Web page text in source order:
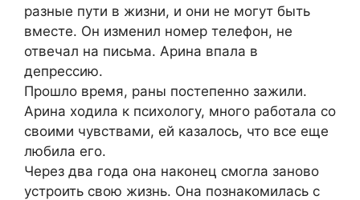
разные пути в жизни, и они не могут быть
вместе. Он изменил номер телефон, не
отвечал на письма. Арина впала в
депрессию.
Прошло время, раны постепенно зажили.
Арина ходила к психологу, много работала со
своими чувствами, ей казалось, что все еще
любила его.
Через два года она наконец смогла заново
устроить свою жизнь. Она познакомилась с